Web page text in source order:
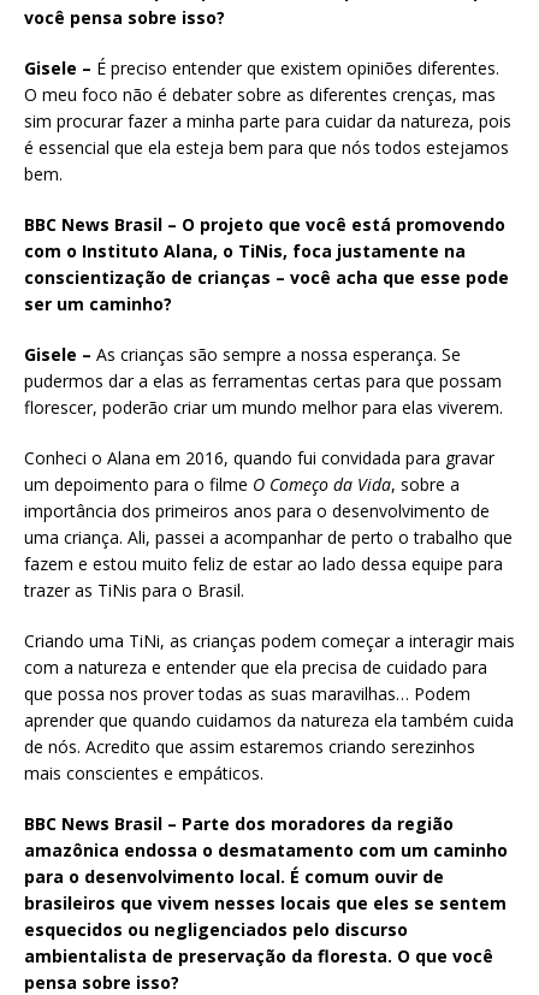
você pensa sobre isso?
Gisele – É preciso entender que existem opiniões diferentes.
O meu foco não é debater sobre as diferentes crenças, mas
sim procurar fazer a minha parte para cuidar da natureza, pois
é essencial que ela esteja bem para que nós todos estejamos
bem.
BBC News Brasil – O projeto que você está promovendo
com o Instituto Alana, o TiNis, foca justamente na
conscientização de crianças – você acha que esse pode
ser um caminho?
Gisele – As crianças são sempre a nossa esperança. Se
pudermos dar a elas as ferramentas certas para que possam
florescer, poderão criar um mundo melhor para elas viverem.
Conheci o Alana em 2016, quando fui convidada para gravar
um depoimento para o filme O Começo da Vida, sobre a
importância dos primeiros anos para o desenvolvimento de
uma criança. Ali, passei a acompanhar de perto o trabalho que
fazem e estou muito feliz de estar ao lado dessa equipe para
trazer as TiNis para o Brasil.
Criando uma TiNi, as crianças podem começar a interagir mais
com a natureza e entender que ela precisa de cuidado para
que possa nos prover todas as suas maravilhas… Podem
aprender que quando cuidamos da natureza ela também cuida
de nós. Acredito que assim estaremos criando serezinhos
mais conscientes e empáticos.
BBC News Brasil – Parte dos moradores da região
amazônica endossa o desmatamento com um caminho
para o desenvolvimento local. É comum ouvir de
brasileiros que vivem nesses locais que eles se sentem
esquecidos ou negligenciados pelo discurso
ambientalista de preservação da floresta. O que você
pensa sobre isso?